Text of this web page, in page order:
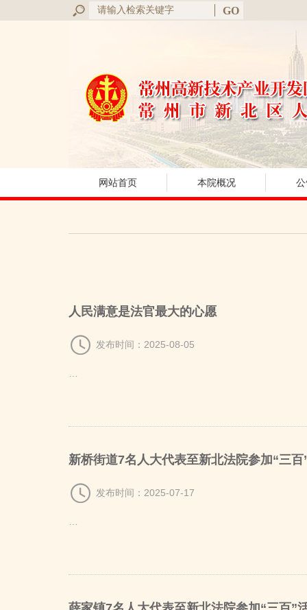
网站首页 本院概况
人民满意是法官最大的心愿
发布时间：2025-08-05
新桥街道7名人大代表至新北法院参加“三百
发布时间：2025-07-17